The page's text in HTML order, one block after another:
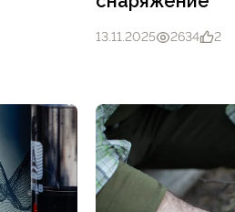
13.11.2025 2634 2